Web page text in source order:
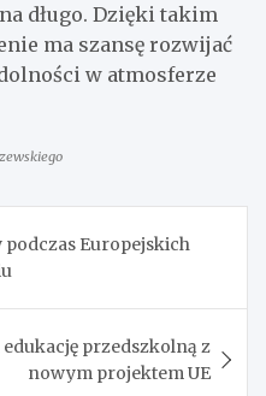
długo. Dzięki takim
ma szansę rozwijać
w atmosferze
Europejskich
przedszkolną z
nowym projektem UE